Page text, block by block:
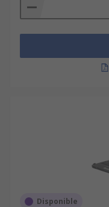
Disponible